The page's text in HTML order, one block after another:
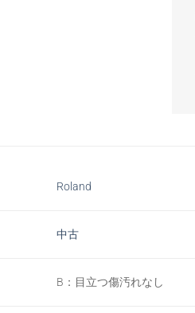
Roland
中古
B：目立つ傷汚れなし